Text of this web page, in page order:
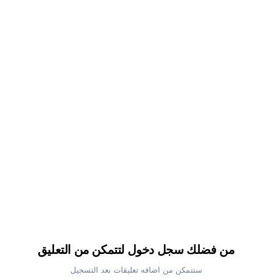
من فضلك سجل دخول لتتمكن من التعليق
ستتمكن من اضافه تعليقات بعد التسجيل